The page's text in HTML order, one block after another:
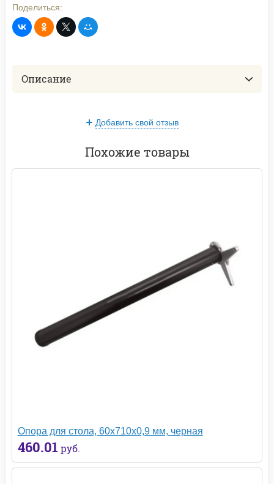
Поделиться:
Описание
Добавить свой отзыв
Похожие товары
Опора для стола, 60х710х0,9 мм, черная
460.01 руб.